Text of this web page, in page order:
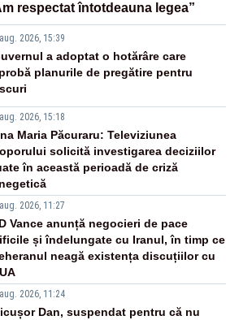
respectat întotdeauna legea”
2026, 15:39
a adoptat o hotărâre care
planurile de pregătire pentru
2026, 15:18
Maria Păcuraru: Televiziunea
solicită investigarea deciziilor
în această perioadă de criză
2026, 11:27
Vance anunță negocieri de pace
și îndelungate cu Iranul, în timp ce
neagă existența discuțiilor cu
2026, 11:24
Dan, suspendat pentru că nu